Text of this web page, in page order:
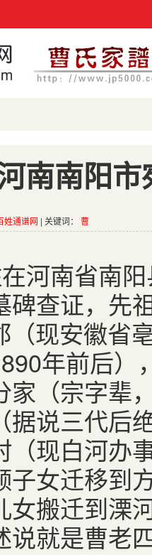
南南阳
姓通谱网 | 关键词： 曹
河南省南
碑查证，先
（现安徽省
年前后）
家（宗字辈
据说三代后
（现白河办
子女迁移到
女搬迁到溧
说就是曹老